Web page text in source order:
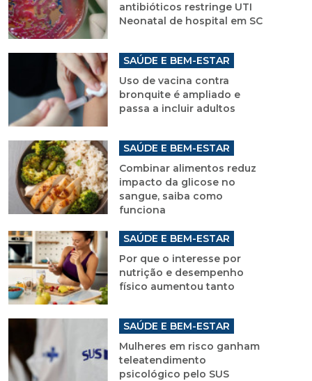
antibióticos restringe UTI
Neonatal de hospital em SC
SAÚDE E BEM-ESTAR
Uso de vacina contra
bronquite é ampliado e
passa a incluir adultos
SAÚDE E BEM-ESTAR
Combinar alimentos reduz
impacto da glicose no
sangue, saiba como
funciona
SAÚDE E BEM-ESTAR
Por que o interesse por
nutrição e desempenho
físico aumentou tanto
SAÚDE E BEM-ESTAR
Mulheres em risco ganham
teleatendimento
psicológico pelo SUS